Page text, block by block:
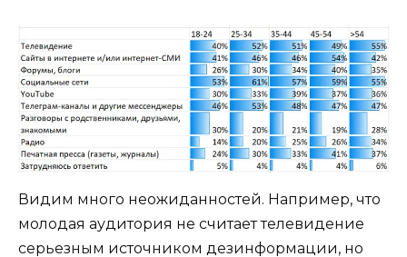
Видим много неожиданностей. Например, что
молодая аудитория не считает телевидение
серьезным источником дезинформации, но